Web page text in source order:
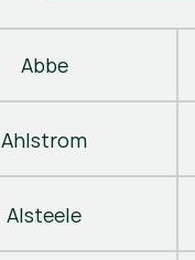
Abbe
Ahlstrom
Alsteele